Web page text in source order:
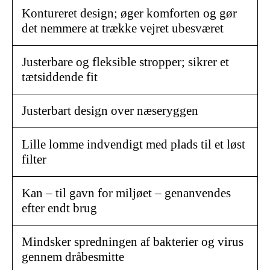
Kontureret design; øger komforten og gør
det nemmere at trække vejret ubesværet
Justerbare og fleksible stropper; sikrer et
tætsiddende fit
Justerbart design over næseryggen
Lille lomme indvendigt med plads til et løst
filter
Kan – til gavn for miljøet – genanvendes
efter endt brug
Mindsker spredningen af bakterier og virus
gennem dråbesmitte